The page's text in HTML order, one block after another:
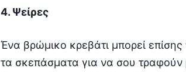
4. Ψείρες
Ένα βρώμικο κρεβάτι μπορεί
τα σκεπάσματα για να σου